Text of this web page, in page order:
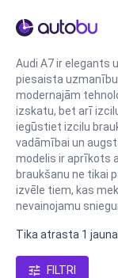
Autobu.eu
Audi A7 ir elegants
piesaista
modernajām
izskatu, bet arī
iegūstiet izcilu
vadāmībai un
modelis ir aprīkots
braukšanu ne tikai
izvēle tiem, kas
nevainojamu
Tika atrasta 1
FILTRI